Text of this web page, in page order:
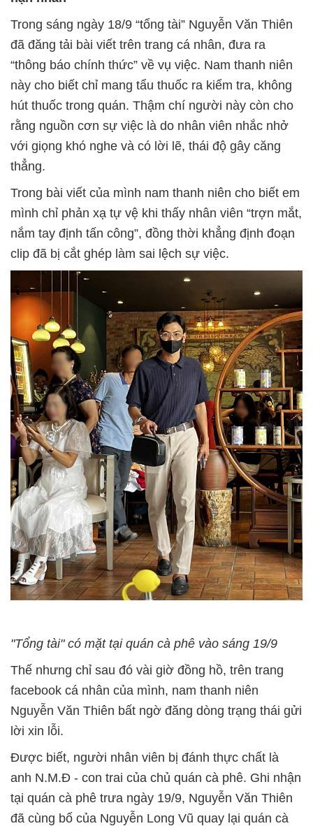
Trong sáng ngày 18/9 “tổng tài” Nguyễn Văn Thiên
đã đăng tải bài viết trên trang cá nhân, đưa ra
“thông báo chính thức” về vụ việc. Nam thanh niên
này cho biết chỉ mang tẩu thuốc ra kiểm tra, không
hút thuốc trong quán. Thậm chí người này còn cho
rằng nguồn cơn sự việc là do nhân viên nhắc nhở
với giọng khó nghe và có lời lẽ, thái độ gây căng
thẳng.
Trong bài viết của mình nam thanh niên cho biết em
mình chỉ phản xạ tự vệ khi thấy nhân viên “trợn mắt,
nắm tay định tấn công”, đồng thời khẳng định đoạn
clip đã bị cắt ghép làm sai lệch sự việc.
"Tổng tài" có mặt tại quán cà phê vào sáng 19/9
Thế nhưng chỉ sau đó vài giờ đồng hồ, trên trang
facebook cá nhân của mình, nam thanh niên
Nguyễn Văn Thiên bất ngờ đăng dòng trạng thái gửi
lời xin lỗi.
Được biết, người nhân viên bị đánh thực chất là
anh N.M.Đ - con trai của chủ quán cà phê. Ghi nhận
tại quán cà phê trưa ngày 19/9, Nguyễn Văn Thiên
đã cùng bố của Nguyễn Long Vũ quay lại quán cà